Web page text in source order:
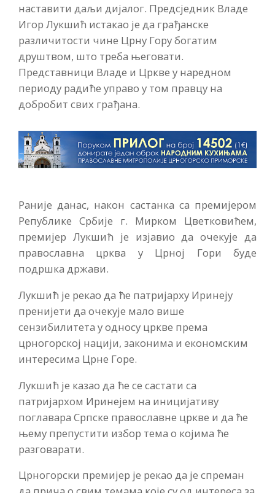
наставити даљи дијалог. Предсједник Владе
Игор Лукшић истакао је да грађанске
различитости чине Црну Гору богатим
друштвом, што треба његовати.
Представници Владе и Цркве у наредном
периоду радиће управо у том правцу на
добробит свих грађана.
Раније данас, након састанка са премијером
Републике Србије г. Мирком Цветковићем,
премијер Лукшић је изјавио да очекује да
православна црква у Црној Гори буде
подршка држави.
Лукшић је рекао да ће патријарху Иринеју
пренијети да очекује мало више
сензибилитета у односу цркве према
црногорској нацији, законима и економским
интересима Црне Горе.
Лукшић је казао да ће се састати са
патријархом Иринејем на иницијативу
поглавара Српске православне цркве и да ће
њему препустити избор тема о којима ће
разговарати.
Црногорски премијер је рекао да је спреман